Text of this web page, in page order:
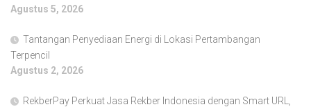
Agustus 5, 2026
Tantangan Penyediaan Energi di Lokasi Pertambangan
Terpencil
Agustus 2, 2026
RekberPay Perkuat Jasa Rekber Indonesia dengan Smart URL,